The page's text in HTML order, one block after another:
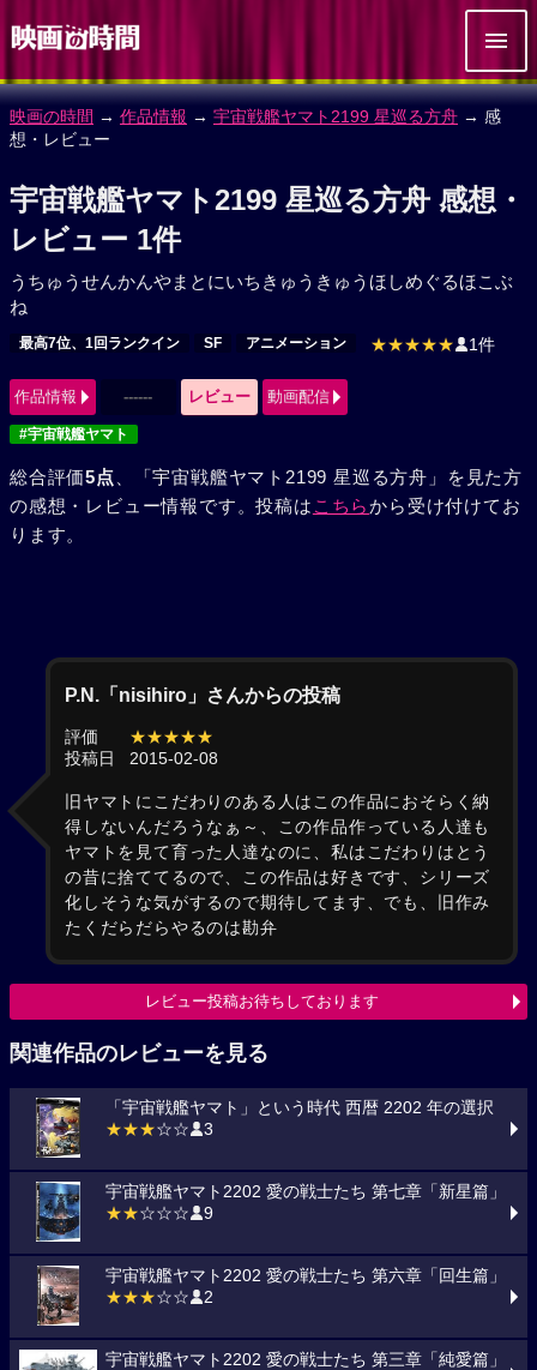
映画の時間 → 作品情報 → 宇宙戦艦ヤマト2199 星巡る方舟 → 感
想・レビュー
宇宙戦艦ヤマト2199 星巡る方舟 感想・
レビュー 1件
うちゅうせんかんやまとにいちきゅうきゅうほしめぐるほこぶ
ね
最高7位、1回ランクイン SF アニメーション ★★★★★ 1件
作品情報 ------ レビュー 動画配信
#宇宙戦艦ヤマト
総合評価5点 、「宇宙戦艦ヤマト2199 星巡る方舟」を見た方
の感想・レビュー情報です。投稿は こちらから受け付けてお
ります。
P.N.「nisihiro」さんからの投稿
評価
★★★★★
投稿日
2015-02-08
旧ヤマトにこだわりのある人はこの作品におそらく納
得しないんだろうなぁ～、この作品作っている人達も
ヤマトを見て育った人達なのに、私はこだわりはとう
の昔に捨ててるので、この作品は好きです、シリーズ
化しそうな気がするので期待してます、でも、旧作み
たくだらだらやるのは勘弁
レビュー投稿お待ちしております
関連作品のレビューを見る
「宇宙戦艦ヤマト」という時代 西暦 2202 年の選択
★★★☆☆ 3
宇宙戦艦ヤマト2202 愛の戦士たち 第七章「新星篇」
★★☆☆☆ 9
宇宙戦艦ヤマト2202 愛の戦士たち 第六章「回生篇」
★★★☆☆ 2
宇宙戦艦ヤマト2202 愛の戦士たち 第三章「純愛篇」